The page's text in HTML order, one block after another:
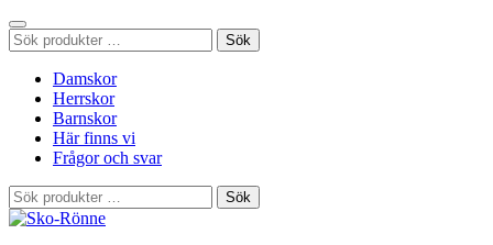
Sök
efter:
Sök
Damskor
Herrskor
Barnskor
Här finns vi
Frågor och svar
Sök
efter:
Sök